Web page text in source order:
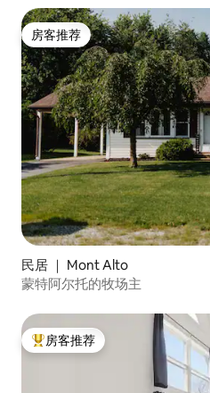
房客推荐
房客推荐
民居 ｜ Mont Alto
蒙特阿尔托的牧场主
热门「房客推荐」
房客推荐